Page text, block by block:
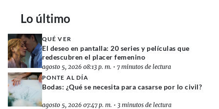
Lo último
QUÉ VER
El deseo en pantalla: 20 series y películas que
redescubren el placer femenino
agosto 5, 2026 08:13 p. m. • 7 minutos de lectura
PONTE AL DÍA
Bodas: ¿Qué se necesita para casarse por lo civil?
agosto 5, 2026 07:47 p. m. • 3 minutos de lectura